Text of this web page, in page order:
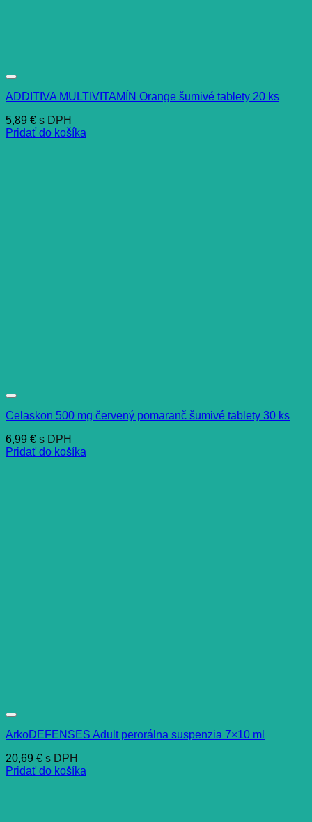
ADDITIVA MULTIVITAMÍN Orange šumivé tablety 20 ks
5,89 € s DPH
Pridať do košíka
Celaskon 500 mg červený pomaranč šumivé tablety 30 ks
6,99 € s DPH
Pridať do košíka
ArkoDEFENSES Adult perorálna suspenzia 7×10 ml
20,69 € s DPH
Pridať do košíka